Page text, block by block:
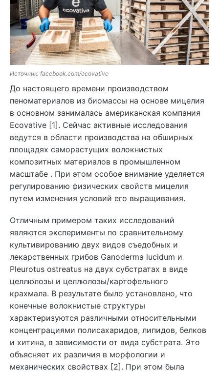
Источник: facebook.com/ecovative
До настоящего времени производством
пеноматериалов из биомассы на основе мицелия
в основном занималась американская компания
Ecovative [1]. Сейчас активные исследования
ведутся в области производства на обширных
площадях саморастущих волокнистых
композитных материалов в промышленном
масштабе . При этом особое внимание уделяется
регулированию физических свойств мицелия
путем изменения условий его выращивания.
Отличным примером таких исследований
являются эксперименты по сравнительному
культивированию двух видов съедобных и
лекарственных грибов Ganoderma lucidum и
Pleurotus ostreatus на двух субстратах в виде
целлюлозы и целлюлозы/картофельного
крахмала. В результате было установлено, что
конечные волокнистые структуры
характеризуются различными относительными
концентрациями полисахаридов, липидов, белков
и хитина, в зависимости от вида субстрата. Это
объясняет их различия в морфологии и
механических свойствах [2]. При этом была